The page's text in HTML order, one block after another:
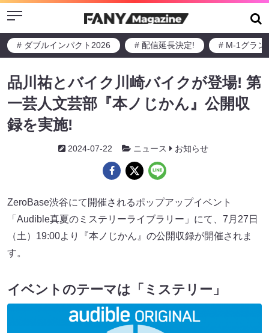
Menu
# ダブルインパクト2026 # 配信延長決定! # M-1グラン
品川祐とバイク川崎バイクが登場! 第
一芸人文芸部『本ノじかん』公開収
録を実施!
2024-07-22 ニュース お知らせ
ZeroBase渋谷にて開催されるポップアップイベント
「Audible真夏のミステリーライブラリー」にて、7月27日
（土）19:00より『本ノじかん』の公開収録が開催されま
す。
イベントのテーマは「ミステリー」